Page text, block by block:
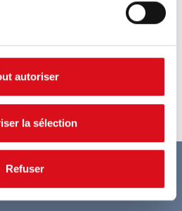
autoriser
la sélection
Refuser
TROUVÉ CE QUE VOUS
CONTACTEZ-NOUS!